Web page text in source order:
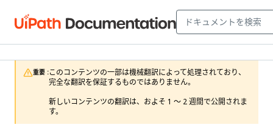
重要 :このコンテンツの一部は機械翻訳によって処理されており、
完全な翻訳を保証するものではありません。
新しいコンテンツの翻訳は、およそ 1 ～ 2 週間で公開されま
す。